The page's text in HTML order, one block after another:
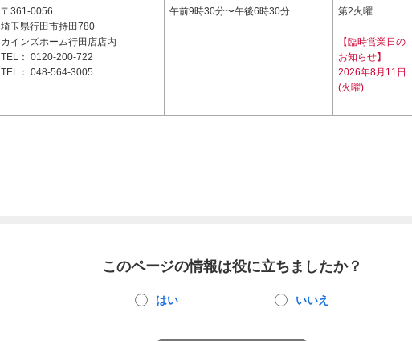
〒361-0056
埼玉県行田市持田780
カインズホーム行田店店内
TEL： 0120-200-722
TEL： 048-564-3005
午前9時30分〜午後6時30分 第2火曜
【臨時営業日の
お知らせ】
2026年8月11日
(火曜)
このページの情報は役に立ちましたか？
はい いいえ